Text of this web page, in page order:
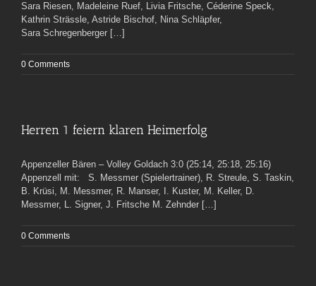
Sara Riesen, Madeleine Ruef, Livia Fritsche, Céderine Speck,
Kathrin Strässle, Astride Bischof, Nina Schläpfer,
Sara Schregenberger […]
0 Comments
Herren 1 feiern klaren Heimerfolg
Appenzeller Bären – Volley Goldach 3:0 (25:14, 25:18, 25:16)
Appenzell mit: S. Messmer (Spielertrainer), R. Streule, S. Taskin,
B. Krüsi, M. Messmer, R. Manser, I. Kuster, M. Keller, D.
Messmer, L. Signer, J. Fritsche M. Zehnder […]
0 Comments